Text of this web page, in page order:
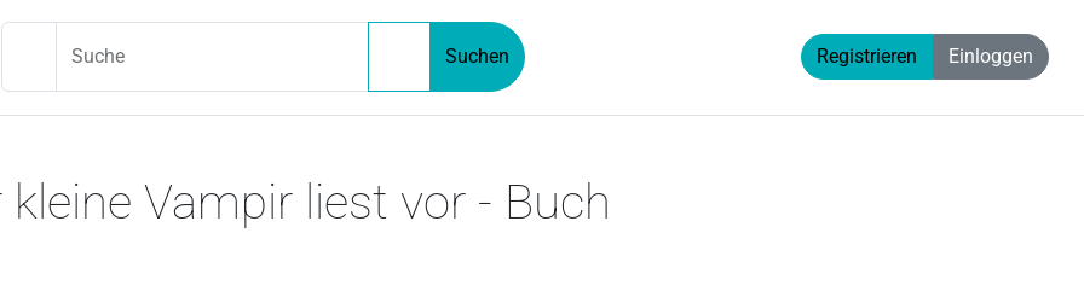
Suche Suchen Registrieren Einloggen
kleine Vampir liest vor - Buch